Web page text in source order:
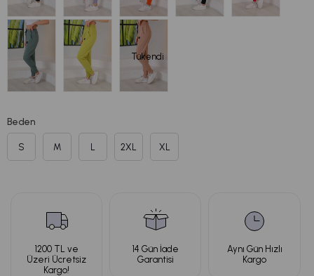
Tükendi
Beden
S M L 2XL XL
1200 TL ve
Üzeri Ücretsiz
Kargo!
14 Gün İade
Garantisi
Aynı Gün Hızlı
Kargo